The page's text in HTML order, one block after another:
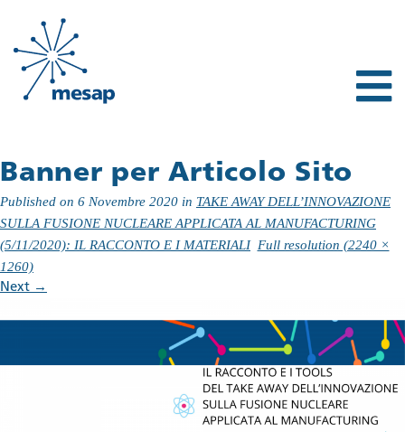
Banner per Articolo Sito
Published on 6 Novembre 2020 in TAKE AWAY DELL’INNOVAZIONE
SULLA FUSIONE NUCLEARE APPLICATA AL MANUFACTURING
(5/11/2020): IL RACCONTO E I MATERIALI Full resolution (2240 ×
1260)
Next →